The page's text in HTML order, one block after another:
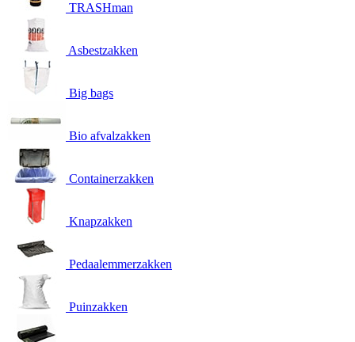
TRASHman
Asbestzakken
Big bags
Bio afvalzakken
Containerzakken
Knapzakken
Pedaalemmerzakken
Puinzakken